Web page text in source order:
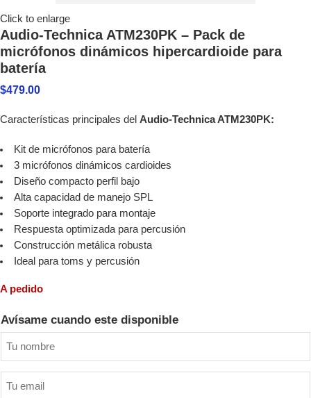
Click to enlarge
Audio-Technica ATM230PK – Pack de
micrófonos dinámicos hipercardioide para
batería
$479.00
Características principales del Audio-Technica ATM230PK:
Kit de micrófonos para batería
3 micrófonos dinámicos cardioides
Diseño compacto perfil bajo
Alta capacidad de manejo SPL
Soporte integrado para montaje
Respuesta optimizada para percusión
Construcción metálica robusta
Ideal para toms y percusión
A pedido
Avísame cuando este disponible